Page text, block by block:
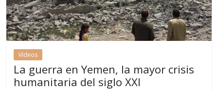
Vídeos
La guerra en Yemen, la mayor crisis
humanitaria del siglo XXI